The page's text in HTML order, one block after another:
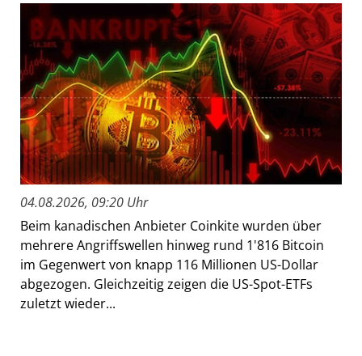
04.08.2026, 09:20 Uhr
Beim kanadischen Anbieter Coinkite wurden über
mehrere Angriffswellen hinweg rund 1'816 Bitcoin
im Gegenwert von knapp 116 Millionen US-Dollar
abgezogen. Gleichzeitig zeigen die US-Spot-ETFs
zuletzt wieder...